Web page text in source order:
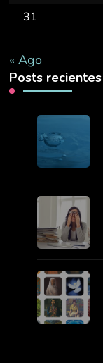
31
« Ago
Posts recientes